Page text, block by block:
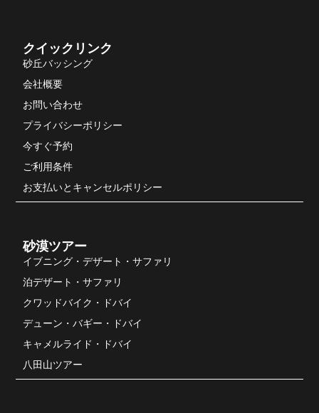
クイックリンク
砂丘バッシング
会社概要
お問い合わせ
プライバシーポリシー
今すぐ予約
ご利用条件
お支払いとキャンセルポリシー
砂漠ツアー
イブニング・デザート・サファリ
泊デザート・サファリ
クワッドバイク・ドバイ
デューン・バギー・ドバイ
キャメルライド・ドバイ
八田山ツアー